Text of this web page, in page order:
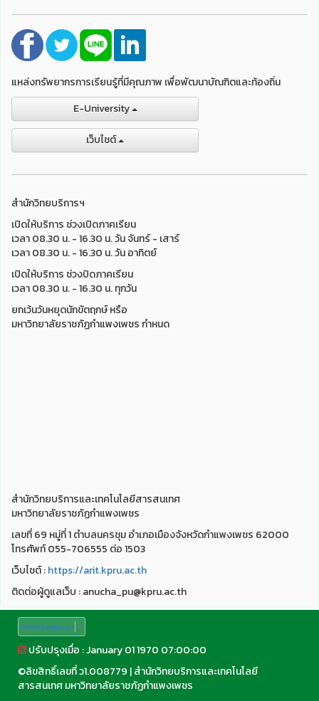
แหล่งทรัพยากรการเรียนรู้ที่มีคุณภาพ เพื่อพัฒนาบัณฑิตและท้องถิ่น
E-University
เว็บไชต์
สำนักวิทยบริการฯ
เปิดให้บริการ ช่วงเปิดภาคเรียน
เวลา 08.30 น. - 16.30 น. วัน จันทร์ - เสาร์
เวลา 08.30 น. - 16.30 น. วัน อาทิตย์
เปิดให้บริการ ช่วงปิดภาคเรียน
เวลา 08.30 น. - 16.30 น. ทุกวัน
ยกเว้นวันหยุดนักขัตฤกษ์ หรือ
มหาวิทยาลัยราชภัฏกำแพงเพชร กำหนด
สำนักวิทยบริการและเทคโนโลยีสารสนเทศ
มหาวิทยาลัยราชภัฏกำแพงเพชร
เลขที่ 69 หมู่ที่ 1 ตำบลนครชุม อำเภอเมืองจังหวัดกำแพงเพชร 62000
โทรศัพท์ 055-706555 ต่อ 1503
เว็บไชต์ :https://arit.kpru.ac.th
ติดต่อผู้ดูแลเว็บ : anucha_pu@kpru.ac.th
Select Language ▼
ปรับปรุงเมื่อ : January 01 1970 07:00:00
©ลิขสิทธิ์เลขที่ ว1.008779 |สำนักวิทยบริการและเทคโนโลยี
สารสนเทศ มหาวิทยาลัยราชภัฏกำแพงเพชร